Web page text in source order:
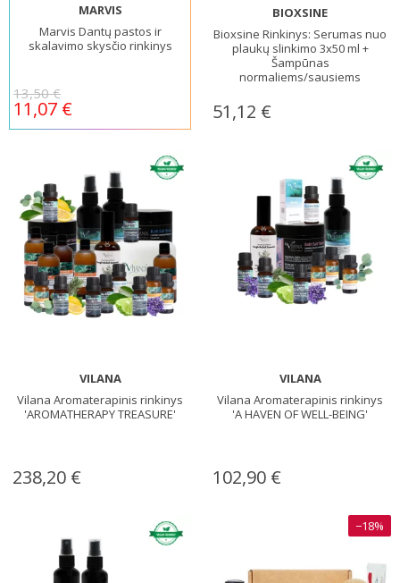
MARVIS
Marvis Dantų pastos ir
skalavimo skysčio rinkinys
13,50 €
11,07 €
BIOXSINE
Bioxsine Rinkinys: Serumas nuo
plaukų slinkimo 3x50 ml +
Šampūnas
normaliems/sausiems
51,12 €
VILANA
Vilana Aromaterapinis rinkinys
'AROMATHERAPY TREASURE'
238,20 €
VILANA
Vilana Aromaterapinis rinkinys
'A HAVEN OF WELL-BEING'
102,90 €
−18%